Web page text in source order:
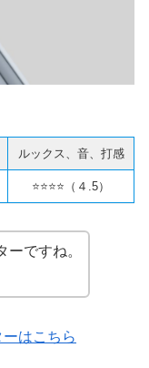
ルックス、音、打感
⭐️⭐️⭐️⭐️（４.5）
ですね。
はこちら